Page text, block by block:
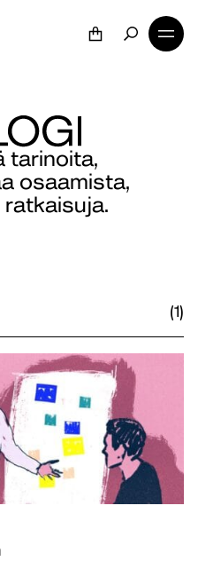
tarinoita,
osaamista,
(1)